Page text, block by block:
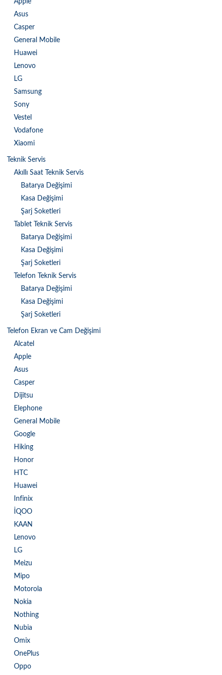
Asus
Casper
General Mobile
Huawei
Lenovo
LG
Samsung
Sony
Vestel
Vodafone
Xiaomi
Teknik Servis
Akıllı Saat Teknik Servis
Batarya Değişimi
Kasa Değişimi
Şarj Soketleri
Tablet Teknik Servis
Batarya Değişimi
Kasa Değişimi
Şarj Soketleri
Telefon Teknik Servis
Batarya Değişimi
Kasa Değişimi
Şarj Soketleri
Telefon Ekran ve Cam Değişimi
Alcatel
Apple
Asus
Casper
Dijitsu
Elephone
General Mobile
Google
Hiking
Honor
HTC
Huawei
Infinix
İQOO
KAAN
Lenovo
LG
Meizu
Mipo
Motorola
Nokia
Nothing
Nubia
Omix
OnePlus
Oppo